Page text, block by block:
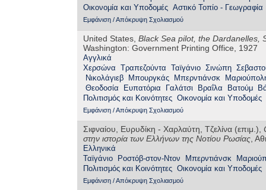
Οικονομία και Υποδομές Αστικό Τοπίο - Γεωγραφία
Εμφάνιση / Απόκρυψη Σχολιασμού
United States, Black Sea pilot, the Dardanelles,
Washington: Government Printing Office, 1927
Αγγλικά
Χερσώνα Τραπεζούντα Ταϊγάνιο Σινώπη
Νικολάγιεβ
Μπουργκάς Μπερντιάνσκ
Θεοδοσία
Ευπατόρια Γαλάτσι Βραΐλα Βατούμ
Πολιτισμός και Κοινότητες Οικονομία και Υποδομές
Εμφάνιση / Απόκρυψη Σχολιασμού
Σιφναίου, Ευρυδίκη - Χαρλαύτη, Τζελίνα (επιμ.),
στην ιστορία των Ελλήνων της Νοτίου Ρωσίας,
Ελληνικά
Ταϊγάνιο
Ροστόβ-στον-Ντον Μπερντιάνσκ
Πολιτισμός και Κοινότητες Οικονομία και Υποδομές
Εμφάνιση / Απόκρυψη Σχολιασμού